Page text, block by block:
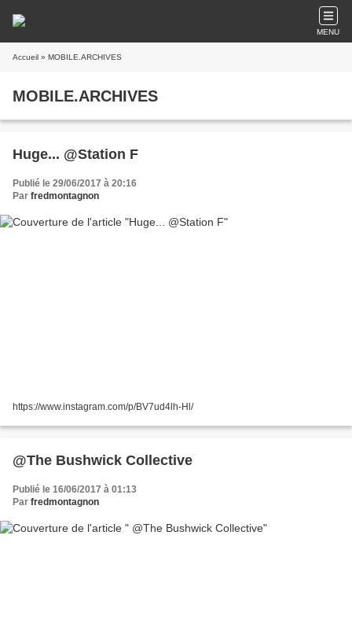
MENU
Accueil » MOBILE.ARCHIVES
MOBILE.ARCHIVES
Huge... @Station F
Publié le 29/06/2017 à 20:16
Par fredmontagnon
https://www.instagram.com/p/BV7ud4lh-Hl/
@The Bushwick Collective
Publié le 16/06/2017 à 01:13
Par fredmontagnon